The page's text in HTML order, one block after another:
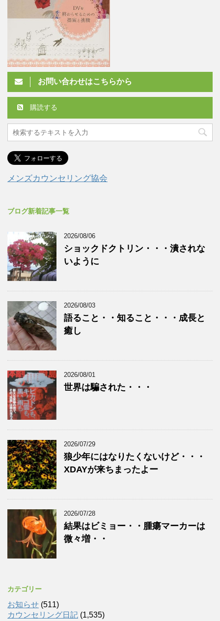
お問い合わせはこちらから
購読する
メンズカウンセリング協会
ブログ新着記事一覧
2026/08/06
ショックドクトリン・・・潰されな
いように
2026/08/03
語ること・・知ること・・・成長と
癒し
2026/08/01
世界は騙された・・・
2026/07/29
狼少年にはなりたくないけど・・・
XDAYが来ちまったよー
2026/07/28
結果はビミョー・・腫瘍マーカーは
微々増・・
カテゴリー
お知らせ (511)
カウンセリング日記 (1,535)